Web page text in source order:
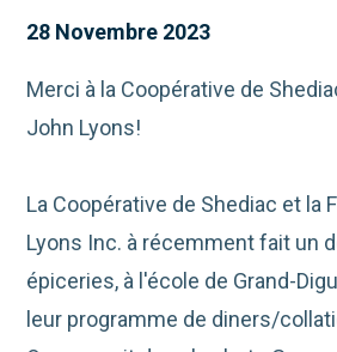
28 Novembre 2023
Merci à la Coopérative de
John Lyons!
La Coopérative de Shediac et la
Lyons Inc. à récemment fait un
épiceries, à l'école de Grand-
leur programme de diners/